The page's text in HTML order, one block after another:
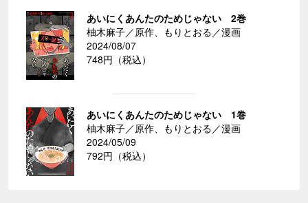
あいにくあんたのためじゃない 2巻
柚木麻子／原作、もりとおる／漫画
2024/08/07
748円（税込）
あいにくあんたのためじゃない 1巻
柚木麻子／原作、もりとおる／漫画
2024/05/09
792円（税込）